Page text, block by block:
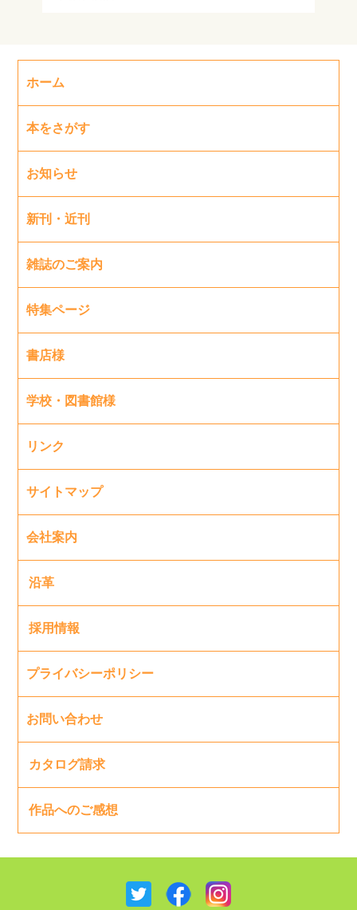
ホーム
本をさがす
お知らせ
新刊・近刊
雑誌のご案内
特集ページ
書店様
学校・図書館様
リンク
サイトマップ
会社案内
沿革
採用情報
プライバシーポリシー
お問い合わせ
カタログ請求
作品へのご感想